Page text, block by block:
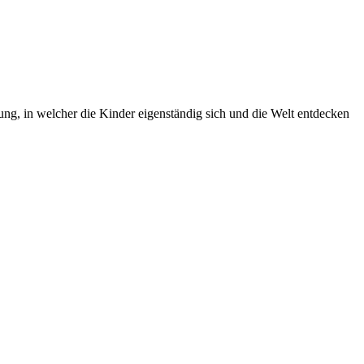
in welcher die Kinder eigenständig sich und die Welt entdecken